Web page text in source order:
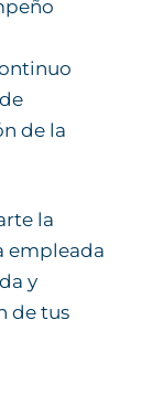
de la
la
empleada
y
de tus